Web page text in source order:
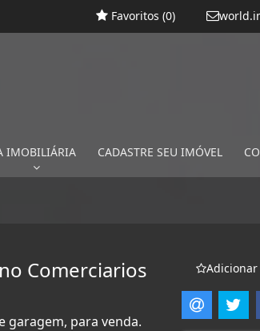
Favoritos (0)
IMOBILIÁRIA CADASTRE SEU IMÓVEL
Comerciarios
garagem, para venda.
Adicionar